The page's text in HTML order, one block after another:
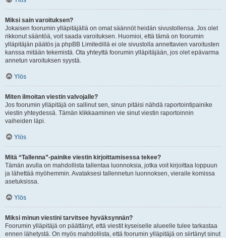
Miksi sain varoituksen?
Jokaisen foorumin ylläpitäjällä on omat säännöt heidän sivustollensa. Jos olet
rikkonut sääntöä, voit saada varoituksen. Huomioi, että tämä on foorumin
ylläpitäjän päätös ja phpBB Limitedillä ei ole sivustolla annettavien varoitusten
kanssa mitään tekemistä. Ota yhteyttä foorumin ylläpitäjään, jos olet epävarma
annetun varoituksen syystä.
Ylös
Miten ilmoitan viestin valvojalle?
Jos foorumin ylläpitäjä on sallinut sen, sinun pitäisi nähdä raportointipainike
viestin yhteydessä. Tämän klikkaaminen vie sinut viestin raportoinnin
vaiheiden läpi.
Ylös
Mitä “Tallenna”-painike viestin kirjoittamisessa tekee?
Tämän avulla on mahdollista tallentaa luonnoksia, jotka voit kirjoittaa loppuun
ja lähettää myöhemmin. Avataksesi tallennetun luonnoksen, vieraile komissa
asetuksissa.
Ylös
Miksi minun viestini tarvitsee hyväksynnän?
Foorumin ylläpitäjä on päättänyt, että viestit kyseiselle alueelle tulee tarkastaa
ennen lähetystä. On myös mahdollista, että foorumin ylläpitäjä on siirtänyt sinut